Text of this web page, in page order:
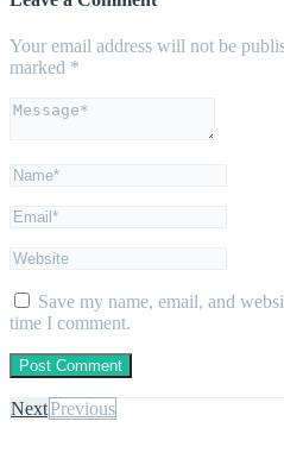
Your email address will not be
marked *
Save my name, email, and
time I comment.
NextPrevious